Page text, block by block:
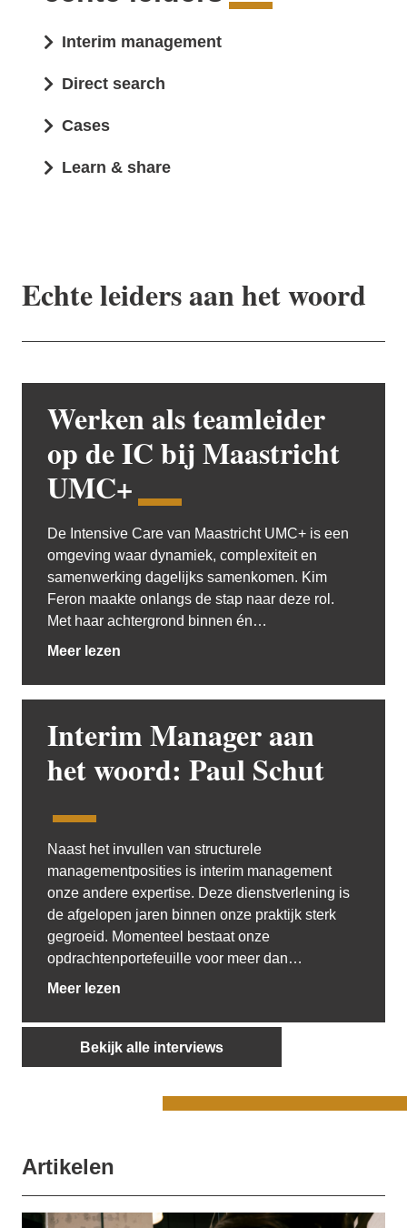
Interim management
Direct search
Cases
Learn & share
Echte leiders aan het woord
Werken als teamleider
op de IC bij Maastricht
UMC+
De Intensive Care van Maastricht UMC+ is een
omgeving waar dynamiek, complexiteit en
samenwerking dagelijks samenkomen. Kim
Feron maakte onlangs de stap naar deze rol.
Met haar achtergrond binnen én…
Meer lezen
Interim Manager aan
het woord: Paul Schut
Naast het invullen van structurele
managementposities is interim management
onze andere expertise. Deze dienstverlening is
de afgelopen jaren binnen onze praktijk sterk
gegroeid. Momenteel bestaat onze
opdrachtenportefeuille voor meer dan…
Meer lezen
Bekijk alle interviews
Artikelen